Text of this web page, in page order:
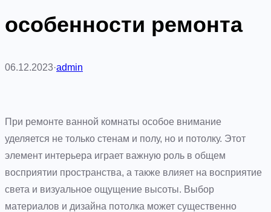
особенности ремонта
06.12.2023·admin
При ремонте ванной комнаты особое внимание
уделяется не только стенам и полу, но и потолку. Этот
элемент интерьера играет важную роль в общем
восприятии пространства, а также влияет на восприятие
света и визуальное ощущение высоты. Выбор
материалов и дизайна потолка может существенно